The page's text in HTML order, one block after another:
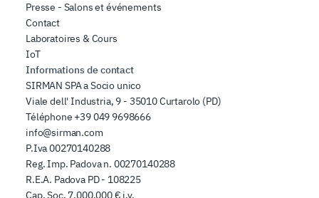
Presse - Salons et événements
Contact
Laboratoires & Cours
IoT
Informations de contact
SIRMAN SPA a Socio unico
Viale dell' Industria, 9 - 35010 Curtarolo (PD)
Téléphone +39 049 9698666
info@sirman.com
P.Iva 00270140288
Reg. Imp. Padova n. 00270140288
R.E.A. Padova PD - 108225